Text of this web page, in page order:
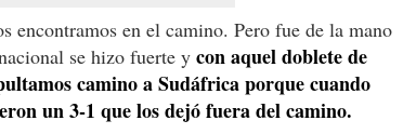
encontramos en el camino. Pero fue de la mano
se hizo fuerte y con aquel doblete de
camino a Sudáfrica porque cuando
un 3-1 que los dejó fuera del camino.